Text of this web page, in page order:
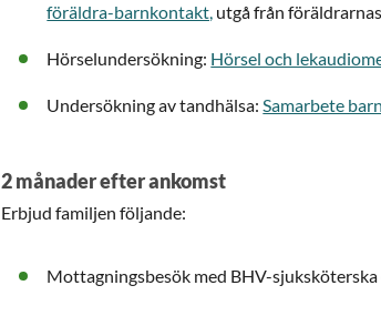
föräldra-barnkontakt, utgå från
Hörselundersökning: Hörsel och
Undersökning av tandhälsa:Samarbete
2 månader efter ankomst
Erbjud familjen följande:
Mottagningsbesök med BHV-